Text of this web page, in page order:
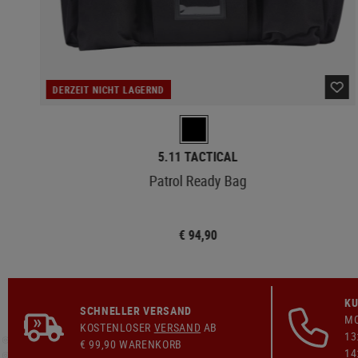
DERZEIT NICHT LAGERND
5.11 TACTICAL
Patrol Ready Bag
€ 94,90
SCHNELLER VERSAND
KOSTENLOSER VERSAND AB
€ 99,90 WARENKORB